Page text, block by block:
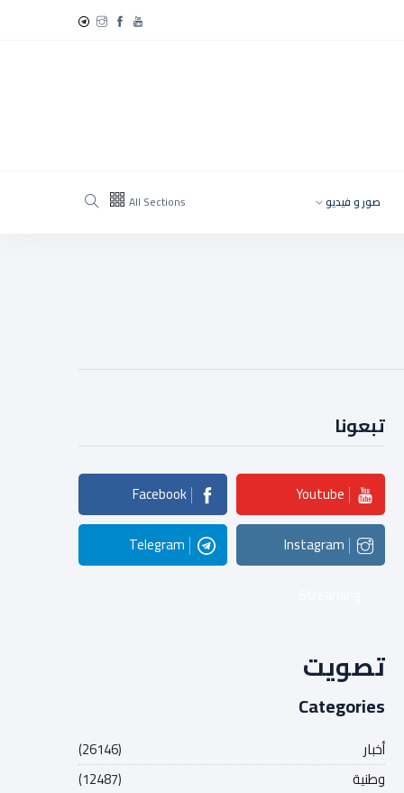
All Sections صور و فيديو
تبعونا
Youtube
Facebook
Instagram
Telegram
تصويت
Categories
أخبار
(26146)
وطنية
(12487)